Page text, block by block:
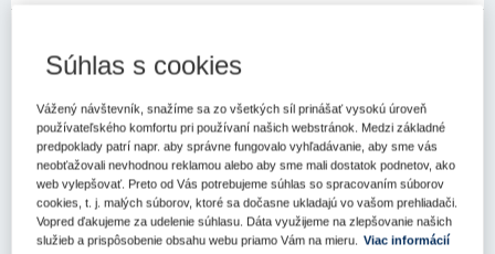
SR (MIRRI SR) v rámci realizácie Plánu obnovy a odolnosti SR
vyhlásilo Výzvu na predkladanie žiadostí o poskytnutie
prostriedkov mechanizmu na rekonštrukciu a dobudovanie
zabezpečených priestorov kritickej infraštruktúry v súlade so
schémou pomoci II.
Text Účelom výzvy je zvýšiť zabezpečenie priestorov s
umiestnenými informačnými systémami kritickej infraštruktúry
Súhlas s cookies
Vážený návštevník, snažíme sa zo všetkých síl prinášať vysokú úroveň
používateľského komfortu pri používaní našich webstránok. Medzi základné
predpoklady patrí napr. aby správne fungovalo vyhľadávanie, aby sme vás
neobťažovali nevhodnou reklamou alebo aby sme mali dostatok podnetov, ako
web vylepšovať. Preto od Vás potrebujeme súhlas so spracovaním súborov
cookies, t. j. malých súborov, ktoré sa dočasne ukladajú vo vašom prehliadači.
Vopred ďakujeme za udelenie súhlasu. Dáta využijeme na zlepšovanie našich
služieb a prispôsobenie obsahu webu priamo Vám na mieru. Viac informácií